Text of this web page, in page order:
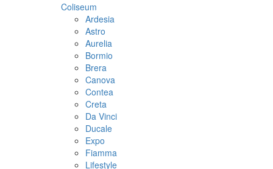
Coliseum
Ardesia
Astro
Aurelia
Bormio
Brera
Canova
Contea
Creta
Da Vinci
Ducale
Expo
Fiamma
Lifestyle